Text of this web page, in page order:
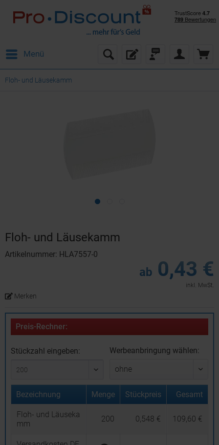
Menü
Floh- und Läusekamm
Floh- und Läusekamm
Artikelnummer: HLA7557-0
ab 0,43 €
inkl. MwSt.
Merken
Preis-Rechner:
Stückzahl eingeben: Werbeanbringung wählen:
Bezeichnung Menge Stückpreis Gesamt
Floh- und Läuseka
mm
200 0,548 € 109,60 €